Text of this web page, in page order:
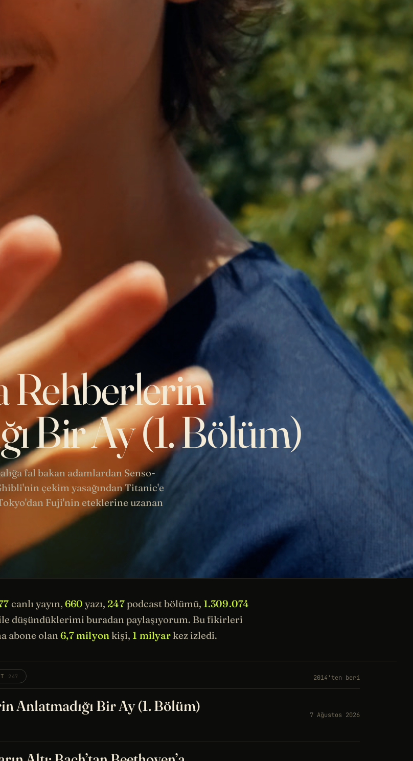
Rehberlerin
Bir Ay (1. Bölüm)
fal bakan adamlardan Senso-
çekim yasağından Titanic'e
Fuji'nin eteklerine uzanan
canlı yayın, 660 yazı, 247podcast bölümü, 1.309.074
düşündüklerimi buradan paylaşıyorum. Bu fikirleri
abone olan6,7 milyon kişi, 1 milyarkez izledi.
247 2014'ten beri
Anlatmadığı Bir Ay (1. Bölüm)
7 Ağustos 2026